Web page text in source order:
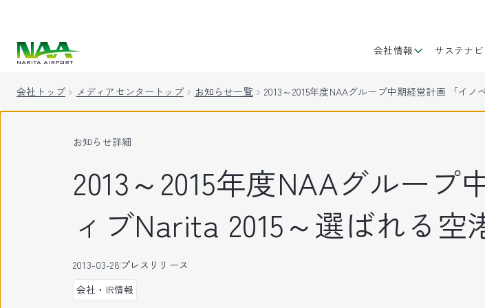
会社情報 サステナビ
会社トップ メディアセンタートップ お知らせ一覧 2013～2015年度NAAグループ中期経営計画 「イ
お知らせ詳細
2013～2015年度NAAグルー
ィブNarita 2015～選ばれる空
2013-03-28プレスリリース
会社・IR情報